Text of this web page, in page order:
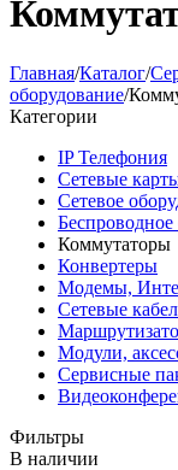
Главная/Каталог/
оборудование/
Категории
IP Телефония
Сетевые
Сетевое
Коммутаторы
Конвертеры
Модемы,
Сетевые
Модули,
Сервисные
Фильтры
В наличии